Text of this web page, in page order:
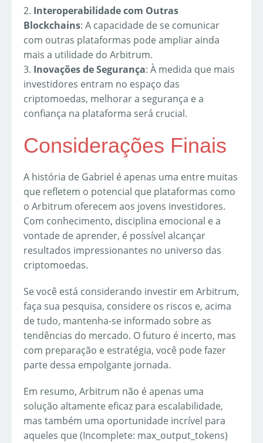
2. Interoperabilidade com Outras
Blockchains: A capacidade de se comunicar
com outras plataformas pode ampliar ainda
mais a utilidade do Arbitrum.
3. Inovações de Segurança: À medida que mais
investidores entram no espaço das
criptomoedas, melhorar a segurança e a
confiança na plataforma será crucial.
Considerações Finais
A história de Gabriel é apenas uma entre muitas
que refletem o potencial que plataformas como
o Arbitrum oferecem aos jovens investidores.
Com conhecimento, disciplina emocional e a
vontade de aprender, é possível alcançar
resultados impressionantes no universo das
criptomoedas.
Se você está considerando investir em Arbitrum,
faça sua pesquisa, considere os riscos e, acima
de tudo, mantenha-se informado sobre as
tendências do mercado. O futuro é incerto, mas
com preparação e estratégia, você pode fazer
parte dessa empolgante jornada.
Em resumo, Arbitrum não é apenas uma
solução altamente eficaz para escalabilidade,
mas também uma oportunidade incrível para
aqueles que (Incomplete: max_output_tokens)